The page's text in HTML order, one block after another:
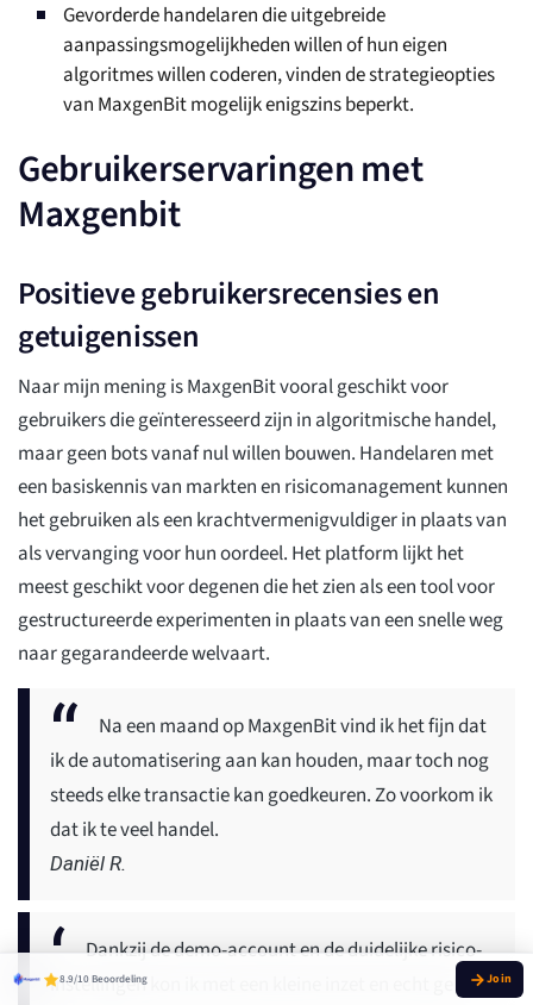
Gevorderde handelaren die uitgebreide
aanpassingsmogelijkheden willen of hun eigen
algoritmes willen coderen, vinden de strategieopties
van MaxgenBit mogelijk enigszins beperkt.
Gebruikerservaringen met
Maxgenbit
Positieve gebruikersrecensies en
getuigenissen
Naar mijn mening is MaxgenBit vooral geschikt voor
gebruikers die geïnteresseerd zijn in algoritmische handel,
maar geen bots vanaf nul willen bouwen. Handelaren met
een basiskennis van markten en risicomanagement kunnen
het gebruiken als een krachtvermenigvuldiger in plaats van
als vervanging voor hun oordeel. Het platform lijkt het
meest geschikt voor degenen die het zien als een tool voor
gestructureerde experimenten in plaats van een snelle weg
naar gegarandeerde welvaart.
Na een maand op MaxgenBit vind ik het fijn dat
ik de automatisering aan kan houden, maar toch nog
steeds elke transactie kan goedkeuren. Zo voorkom ik
dat ik te veel handel.
Daniël R.
Dankzij de demo-account en de duidelijke risico-
instellingen kon ik met een kleine inzet en echt geld
8.9/10 Beoordeling